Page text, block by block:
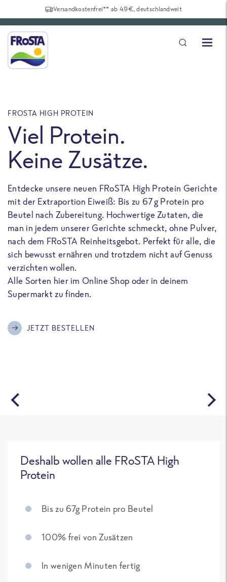
Versandkostenfrei** ab 49€, deutschlandweit
FROSTA HIGH PROTEIN
Viel Protein.
Keine Zusätze.
Entdecke unsere neuen FRoSTA High Protein Gerichte
mit der Extraportion Eiweiß: Bis zu 67 g Protein pro
Beutel nach Zubereitung. Hochwertige Zutaten, die
man in jedem unserer Gerichte schmeckt, ohne Pulver,
nach dem FRoSTA Reinheitsgebot. Perfekt für alle, die
sich bewusst ernähren und trotzdem nicht auf Genuss
verzichten wollen.
Alle Sorten hier im Online Shop oder in deinem
Supermarkt zu finden.
JETZT BESTELLEN
Deshalb wollen alle FRoSTA High
Protein
Bis zu 67g Protein pro Beutel
100% frei von Zusätzen
In wenigen Minuten fertig